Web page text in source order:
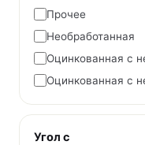
Прочее
Необработанная
Угол с